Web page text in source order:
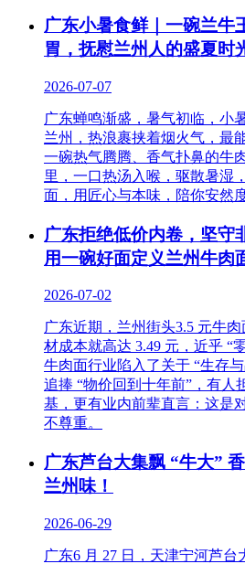
广东小暑食鲜｜一碗兰牛
胃，抚慰兰州人的盛夏时
2026-07-07
广东蝉鸣渐盛，暑气初临，小
兰州，热浪裹挟着烟火气，最
一碗热气腾腾、香气扑鼻的牛
里，一口热汤入喉，驱散暑湿
面，用匠心与本味，陪你安然度
广东拒绝低价内卷，坚守
用一碗好面定义兰州牛肉
2026-07-02
广东近期，兰州街头3.5 元牛
材成本就高达 3.49 元，近乎 “
牛肉面行业陷入了关于 “生存
追捧 “物价回到十年前”，有人
基，更有业内前辈直言：这是
不尊重。
广东芦台大集飘 “牛大”
兰州味！
2026-06-29
广东6 月 27 日，天津宁河芦